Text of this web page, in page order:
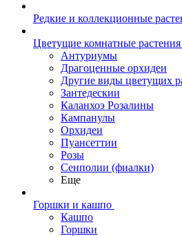
Редкие и коллекционные
Цветущие комнатные растения
Антуриумы
Драгоценные орхидеи
Другие виды цветущих
Зантедескии
Каланхоэ Розалины
Кампанулы
Орхидеи
Пуансеттии
Розы
Сенполии (фиалки)
Еще
Горшки и кашпо
Кашпо
Горшки